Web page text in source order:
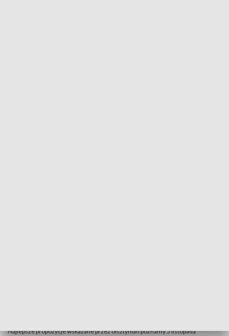
Najlepsze propozycje wskazane przez olsztynian poznamy 5 listopada